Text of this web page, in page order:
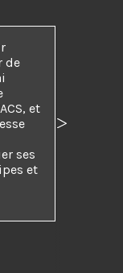
de
et
ses
et
Suivant